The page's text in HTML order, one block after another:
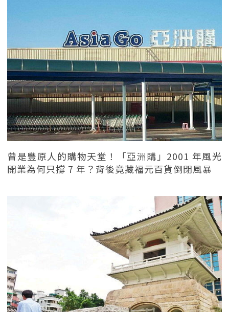
曾是豐原人的購物天堂！「亞洲購」2001 年風光
開業為何只撐 7 年？背後竟藏福元百貨倒閉風暴